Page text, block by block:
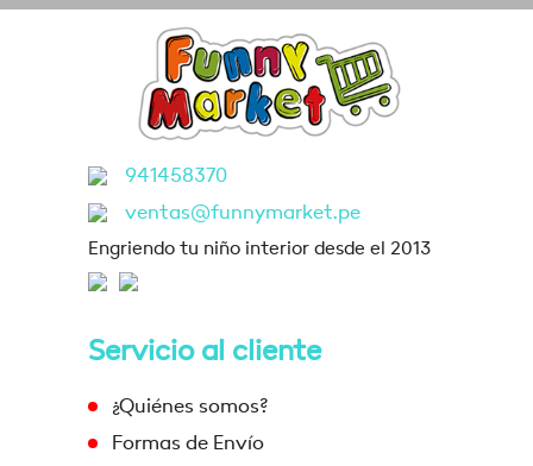
941458370
ventas@funnymarket.pe
Engriendo tu niño interior desde el 2013
Servicio al cliente
¿Quiénes somos?
Formas de Envío